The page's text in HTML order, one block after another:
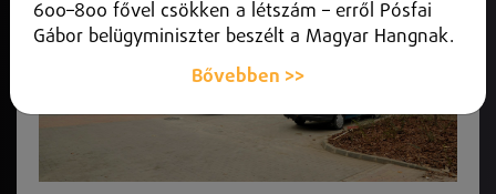
600–800 fővel csökken a létszám – erről Pósfai
Gábor belügyminiszter beszélt a Magyar Hangnak.
Bővebben >>